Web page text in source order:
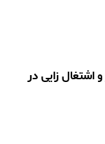
اشتغال زایی در